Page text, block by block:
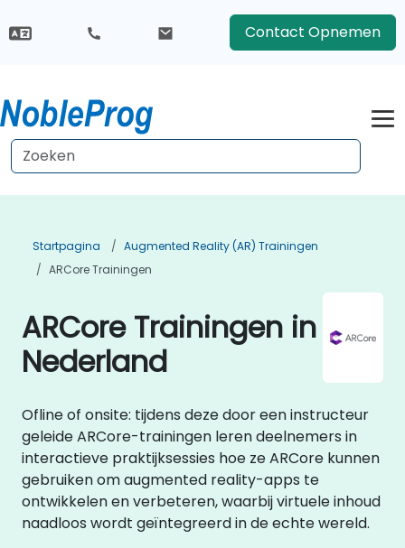
Contact Opnemen
Startpagina
Augmented Reality (AR) Trainingen
ARCore Trainingen
ARCore Trainingen in
Nederland
Ofline of onsite: tijdens deze door een instructeur
geleide ARCore-trainingen leren deelnemers in
interactieve praktijksessies hoe ze ARCore kunnen
gebruiken om augmented reality-apps te
ontwikkelen en verbeteren, waarbij virtuele inhoud
naadloos wordt geïntegreerd in de echte wereld.